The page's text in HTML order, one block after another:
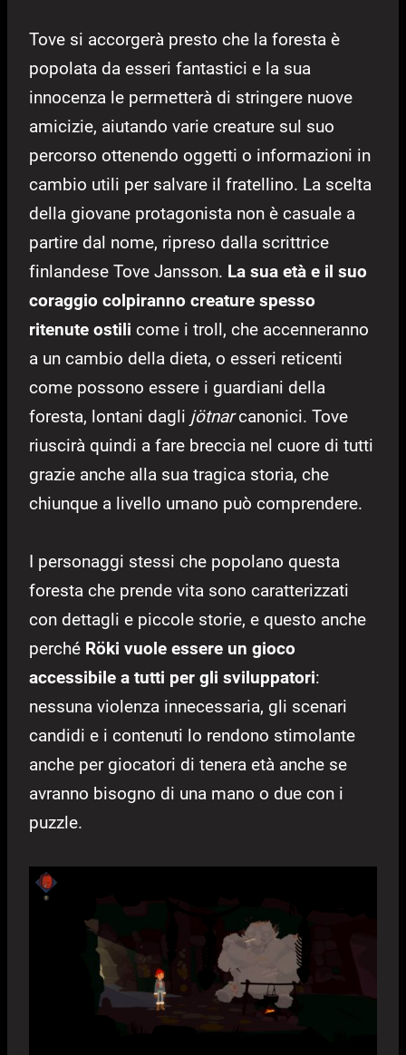
Tove si accorgerà presto che la foresta è
popolata da esseri fantastici e la sua
innocenza le permetterà di stringere nuove
amicizie, aiutando varie creature sul suo
percorso ottenendo oggetti o informazioni in
cambio utili per salvare il fratellino. La scelta
della giovane protagonista non è casuale a
partire dal nome, ripreso dalla scrittrice
finlandese Tove Jansson. La sua età e il suo
coraggio colpiranno creature spesso
ritenute ostili come i troll, che accenneranno
a un cambio della dieta, o esseri reticenti
come possono essere i guardiani della
foresta, lontani dagli jötnarcanonici. Tove
riuscirà quindi a fare breccia nel cuore di tutti
grazie anche alla sua tragica storia, che
chiunque a livello umano può comprendere.
I personaggi stessi che popolano questa
foresta che prende vita sono caratterizzati
con dettagli e piccole storie, e questo anche
perché Röki vuole essere un gioco
accessibile a tutti per gli sviluppatori:
nessuna violenza innecessaria, gli scenari
candidi e i contenuti lo rendono stimolante
anche per giocatori di tenera età anche se
avranno bisogno di una mano o due con i
puzzle.